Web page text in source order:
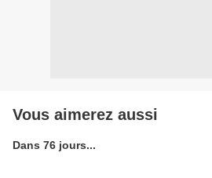
Vous aimerez aussi
Dans 76 jours...